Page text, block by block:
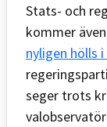
Stats- och
kommer
nyligen hölls
seger trots